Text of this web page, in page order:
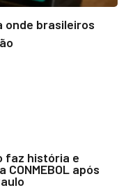
onde brasileiros
faz história e
após